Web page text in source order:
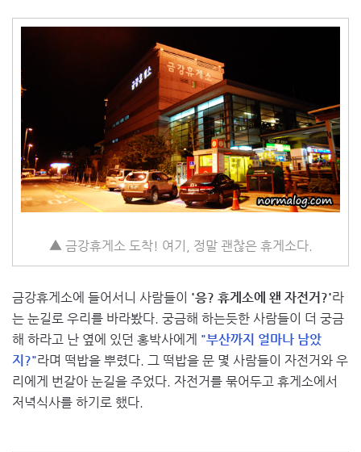
▲ 금강휴게소 도착! 여기, 정말 괜찮은 휴게소다.
금강휴게소에 들어서니 사람들이 '응? 휴게소에 왠 자전거?'라
는 눈길로 우리를 바라봤다. 궁금해 하는듯한 사람들이 더 궁금
해 하라고 난 옆에 있던 홍박사에게 "부산까지 얼마나 남았
지?"라며 떡밥을 뿌렸다. 그 떡밥을 문 몇 사람들이 자전거와 우
리에게 번갈아 눈길을 주었다. 자전거를 묶어두고 휴게소에서
저녁식사를 하기로 했다.